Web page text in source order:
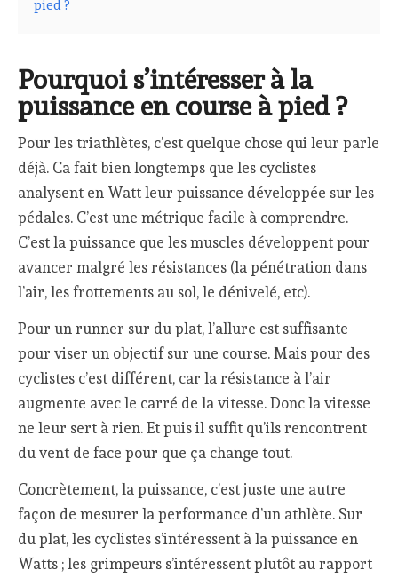
pied ?
Pourquoi s’intéresser à la
puissance en course à pied ?
Pour les triathlètes, c’est quelque chose qui leur parle
déjà. Ca fait bien longtemps que les cyclistes
analysent en Watt leur puissance développée sur les
pédales. C’est une métrique facile à comprendre.
C’est la puissance que les muscles développent pour
avancer malgré les résistances (la pénétration dans
l’air, les frottements au sol, le dénivelé, etc).
Pour un runner sur du plat, l’allure est suffisante
pour viser un objectif sur une course. Mais pour des
cyclistes c’est différent, car la résistance à l’air
augmente avec le carré de la vitesse. Donc la vitesse
ne leur sert à rien. Et puis il suffit qu’ils rencontrent
du vent de face pour que ça change tout.
Concrètement, la puissance, c’est juste une autre
façon de mesurer la performance d’un athlète. Sur
du plat, les cyclistes s’intéressent à la puissance en
Watts ; les grimpeurs s’intéressent plutôt au rapport